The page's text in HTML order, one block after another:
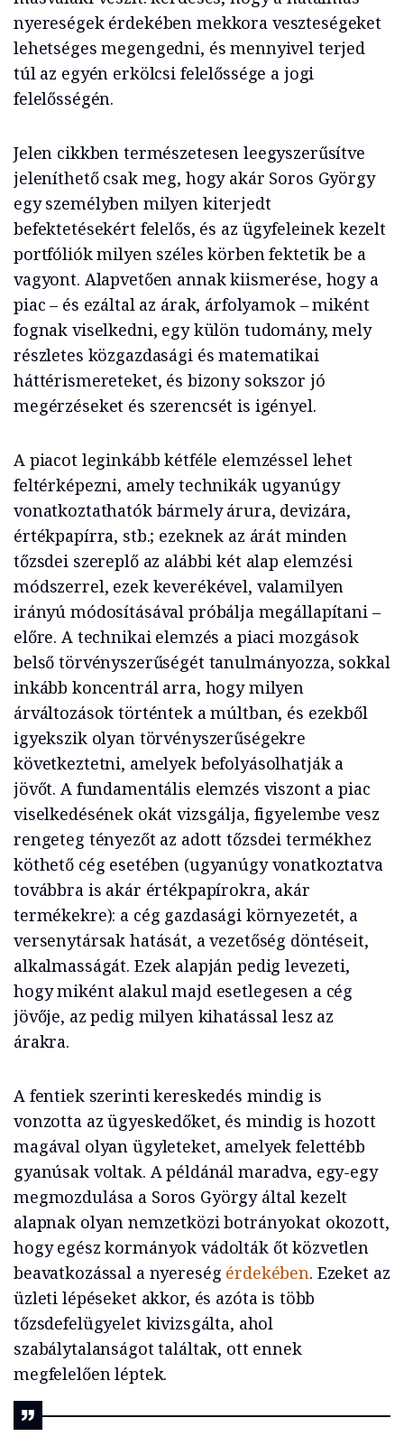
nyereségek érdekében mekkora veszteségeket
lehetséges megengedni, és mennyivel terjed
túl az egyén erkölcsi felelőssége a jogi
felelősségén.
Jelen cikkben természetesen leegyszerűsítve
jeleníthető csak meg, hogy akár Soros György
egy személyben milyen kiterjedt
befektetésekért felelős, és az ügyfeleinek kezelt
portfóliók milyen széles körben fektetik be a
vagyont. Alapvetően annak kiismerése, hogy a
piac – és ezáltal az árak, árfolyamok – miként
fognak viselkedni, egy külön tudomány, mely
részletes közgazdasági és matematikai
háttérismereteket, és bizony sokszor jó
megérzéseket és szerencsét is igényel.
A piacot leginkább kétféle elemzéssel lehet
feltérképezni, amely technikák ugyanúgy
vonatkoztathatók bármely árura, devizára,
értékpapírra, stb.; ezeknek az árát minden
tőzsdei szereplő az alábbi két alap elemzési
módszerrel, ezek keverékével, valamilyen
irányú módosításával próbálja megállapítani –
előre. A technikai elemzés a piaci mozgások
belső törvényszerűségét tanulmányozza, sokkal
inkább koncentrál arra, hogy milyen
árváltozások történtek a múltban, és ezekből
igyekszik olyan törvényszerűségekre
következtetni, amelyek befolyásolhatják a
jövőt. A fundamentális elemzés viszont a piac
viselkedésének okát vizsgálja, figyelembe vesz
rengeteg tényezőt az adott tőzsdei termékhez
köthető cég esetében (ugyanúgy vonatkoztatva
továbbra is akár értékpapírokra, akár
termékekre): a cég gazdasági környezetét, a
versenytársak hatását, a vezetőség döntéseit,
alkalmasságát. Ezek alapján pedig levezeti,
hogy miként alakul majd esetlegesen a cég
jövője, az pedig milyen kihatással lesz az
árakra.
A fentiek szerinti kereskedés mindig is
vonzotta az ügyeskedőket, és mindig is hozott
magával olyan ügyleteket, amelyek felettébb
gyanúsak voltak. A példánál maradva, egy-egy
megmozdulása a Soros György által kezelt
alapnak olyan nemzetközi botrányokat okozott,
hogy egész kormányok vádolták őt közvetlen
beavatkozással a nyereség érdekében. Ezeket az
üzleti lépéseket akkor, és azóta is több
tőzsdefelügyelet kivizsgálta, ahol
szabálytalanságot találtak, ott ennek
megfelelően léptek.